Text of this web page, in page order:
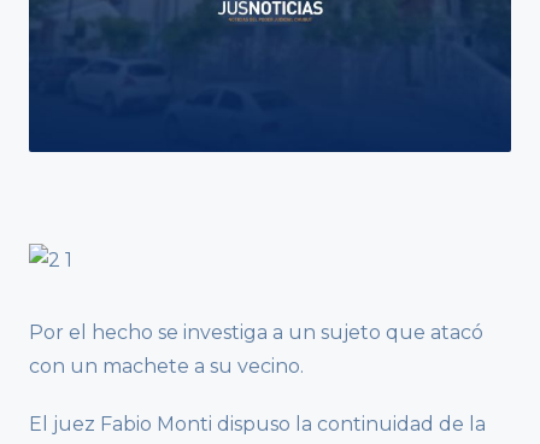
Por el hecho se investiga a un sujeto que atacó
con un machete a su vecino.
El juez Fabio Monti dispuso la continuidad de la